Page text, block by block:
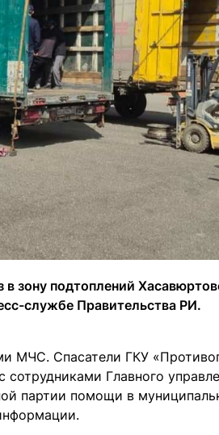
зону подтоплений
службе Правительства РИ.
МЧС. Спасатели ГКУ
сотрудниками Главного
партии помощи в